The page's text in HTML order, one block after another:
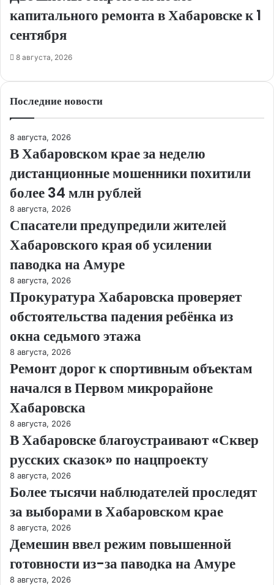
капитального ремонта в Хабаровске к 1
сентября
8 августа, 2026
Последние новости
8 августа, 2026
В Хабаровском крае за неделю
дистанционные мошенники похитили
более 34 млн рублей
8 августа, 2026
Спасатели предупредили жителей
Хабаровского края об усилении
паводка на Амуре
8 августа, 2026
Прокуратура Хабаровска проверяет
обстоятельства падения ребёнка из
окна седьмого этажа
8 августа, 2026
Ремонт дорог к спортивным объектам
начался в Первом микрорайоне
Хабаровска
8 августа, 2026
В Хабаровске благоустраивают «Сквер
русских сказок» по нацпроекту
8 августа, 2026
Более тысячи наблюдателей проследят
за выборами в Хабаровском крае
8 августа, 2026
Демешин ввел режим повышенной
готовности из-за паводка на Амуре
8 августа, 2026